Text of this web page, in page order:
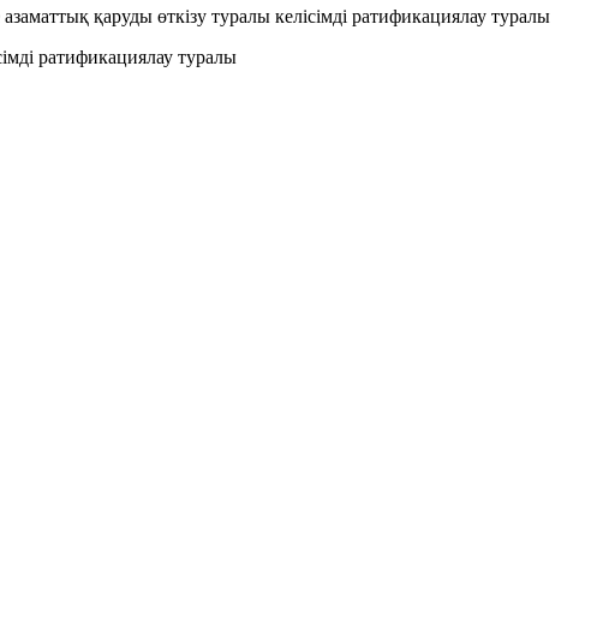
қаруды өткізу туралы келісімді ратификациялау туралы
ратификациялау туралы